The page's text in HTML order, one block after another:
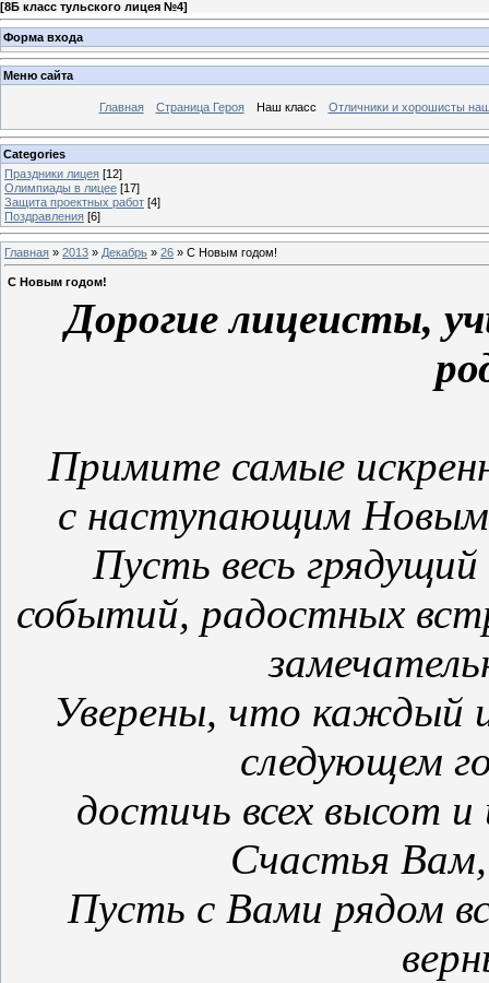
[8Б класс тульского лицея №4]
Форма входа
Меню сайта
Главная Страница Героя Наш класс Отличники и хорошисты
Categories
Праздники лицея [12]
Олимпиады в лицее [17]
Защита проектных работ [4]
Поздравления [6]
Главная » 2013 » Декабрь » 26 » С Новым годом!
С Новым годом!
Дорогие лицеисты,
Примите самые
с наступающим
Пусть весь
событий, радостных
Уверены, что каждый
следующем
достичь всех высот
Счастья
Пусть с Вами рядом